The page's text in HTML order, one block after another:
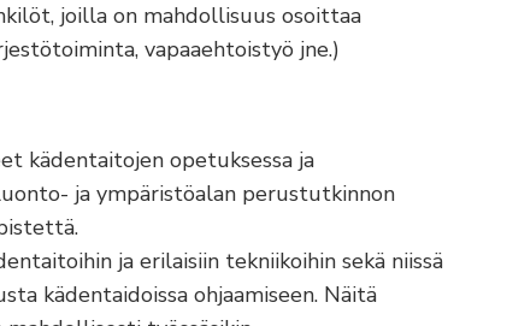
joilla on mahdollisuus osoittaa
vapaaehtoistyö jne.)
kädentaitojen opetuksessa ja
ja ympäristöalan perustutkinnon
ja erilaisiin tekniikoihin sekä niissä
kädentaidoissa ohjaamiseen. Näitä